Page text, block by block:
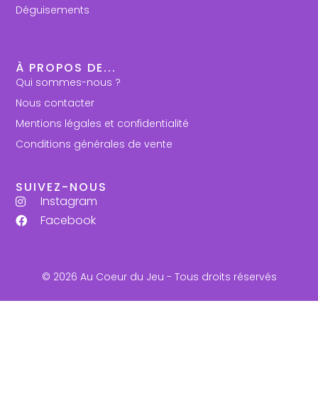
Déguisements
À PROPOS DE...
Qui sommes-nous ?
Nous contacter
Mentions légales et confidentialité
Conditions générales de vente
SUIVEZ-NOUS
Instagram
Facebook
© 2026 Au Coeur du Jeu - Tous droits réservés